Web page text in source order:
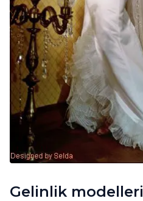
Gelinlik modelleri